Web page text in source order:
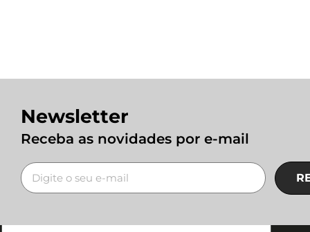
Newsletter
Receba as novidades por e-mail